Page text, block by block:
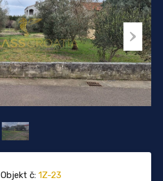
Objekt č:1Z-23